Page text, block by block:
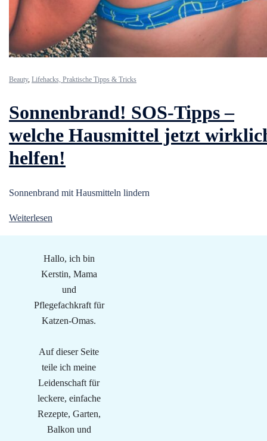
Beauty, Lifehacks, Praktische Tipps & Tricks
Sonnenbrand! SOS-Tipps –
welche Hausmittel jetzt
helfen!
Sonnenbrand mit Hausmitteln lindern
Weiterlesen
Hallo, ich bin
Kerstin, Mama
und
Pflegefachkraft für
Katzen-Omas.
Auf dieser Seite
teile ich meine
Leidenschaft für
leckere, einfache
Rezepte, Garten,
Balkon und